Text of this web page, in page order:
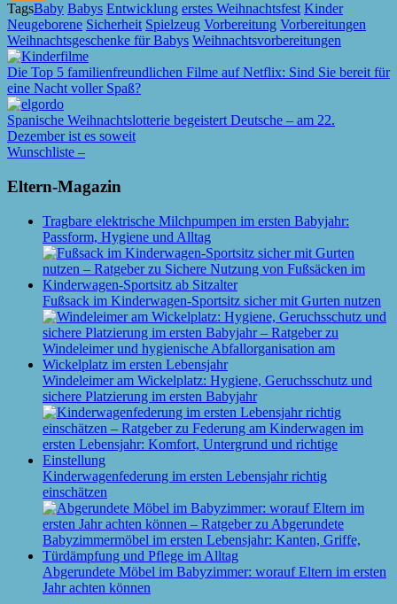
TagsBaby Babys Entwicklung erstes Weihnachtsfest Kinder
Neugeborene Sicherheit Spielzeug Vorbereitung Vorbereitungen
Weihnachtsgeschenke für Babys Weihnachtsvorbereitungen
Die Top 5 familienfreundlichen Filme auf Netflix: Sind Sie bereit für
eine Nacht voller Spaß?
Spanische Weihnachtslotterie begeistert Deutsche – am 22.
Dezember ist es soweit
Wunschliste –
Eltern-Magazin
Tragbare elektrische Milchpumpen im ersten Babyjahr:
Passform, Hygiene und Alltag
Fußsack im Kinderwagen-Sportsitz sicher mit Gurten nutzen
Windeleimer am Wickelplatz: Hygiene, Geruchsschutz und
sichere Platzierung im ersten Babyjahr
Kinderwagenfederung im ersten Lebensjahr richtig
einschätzen
Abgerundete Möbel im Babyzimmer: worauf Eltern im ersten
Jahr achten können